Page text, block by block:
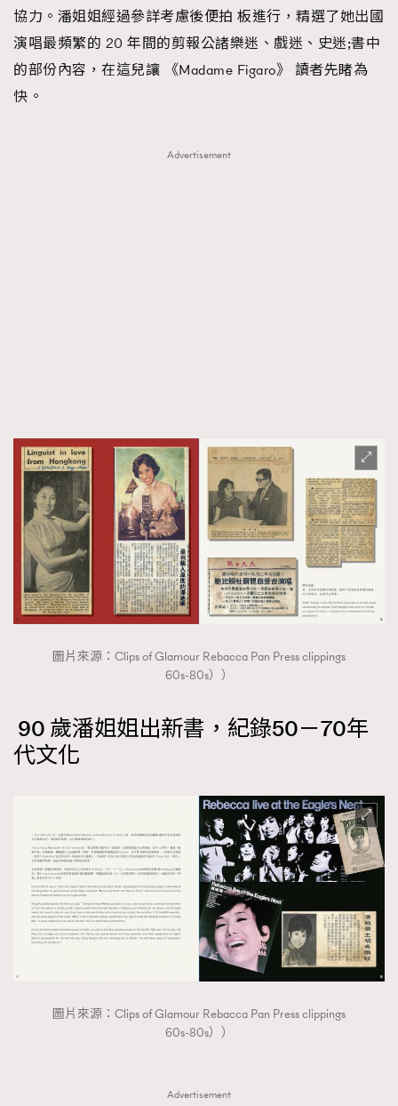
協力。潘姐姐經過參詳考慮後便拍 板進行，精選了她出國
演唱最頻繁的 20 年間的剪報公諸樂迷、戲迷、史迷;書中
的部份內容，在這兒讓 《Madame Figaro》 讀者先睹為
快。
Advertisement
圖片來源：Clips of Glamour Rebacca Pan Press clippings
60s-80s））
90 歲潘姐姐出新書，紀錄50－70年
代文化
圖片來源：Clips of Glamour Rebacca Pan Press clippings
60s-80s））
Advertisement